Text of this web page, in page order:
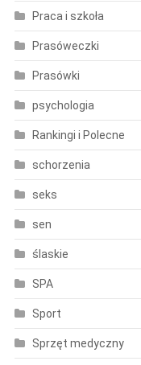
Praca i szkoła
Prasóweczki
Prasówki
psychologia
Rankingi i Polecne
schorzenia
seks
sen
ślaskie
SPA
Sport
Sprzęt medyczny